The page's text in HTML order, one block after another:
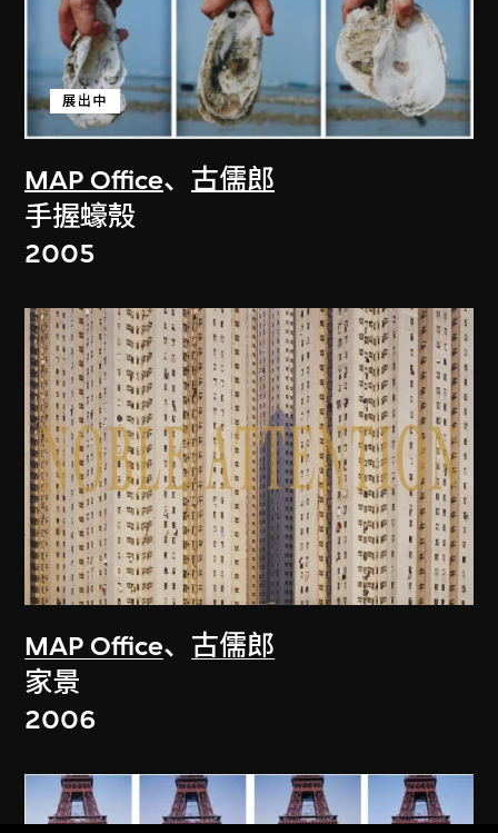
MAP Office、 古儒郎
展出中
手握蠔殼
2005
MAP Office、 古儒郎
家景
2006